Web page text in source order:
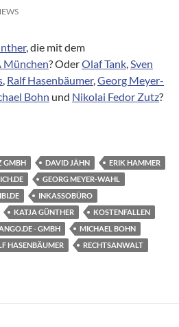
, die mit dem
München? OderOlaf Tank,Sven
, Ralf Hasenbäumer,Georg Meyer-
Bohn und Nikolai Fedor Zutz?
Inkasso-Jurist für die Kostenfalle
GMBH DAVID JÄHN
ERIK HAMMER
GEORG MEYER-WAHL
INKASSOBÜRO
KATJA GÜNTHER
KOSTENFALLEN
- GMBH
MICHAEL BOHN
HASENBÄUMER
RECHTSANWALT